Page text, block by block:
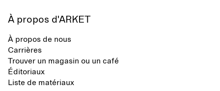
À propos d'ARKET
À propos de nous
Carrières
Trouver un magasin ou un café
Éditoriaux
Liste de matériaux